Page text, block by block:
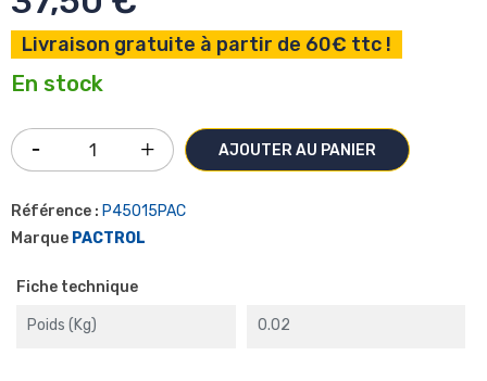
Livraison gratuite à partir de 60€ ttc !
En stock
AJOUTER AU PANIER
Référence : P45015PAC
Marque PACTROL
Fiche technique
Poids (kg) 0.02